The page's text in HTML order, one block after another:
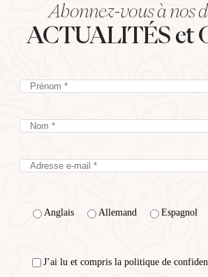
Abonnez-vous à nos
ACTUALITÉS et
Anglais Allemand Espagnol
J’ai lu et compris la politique de